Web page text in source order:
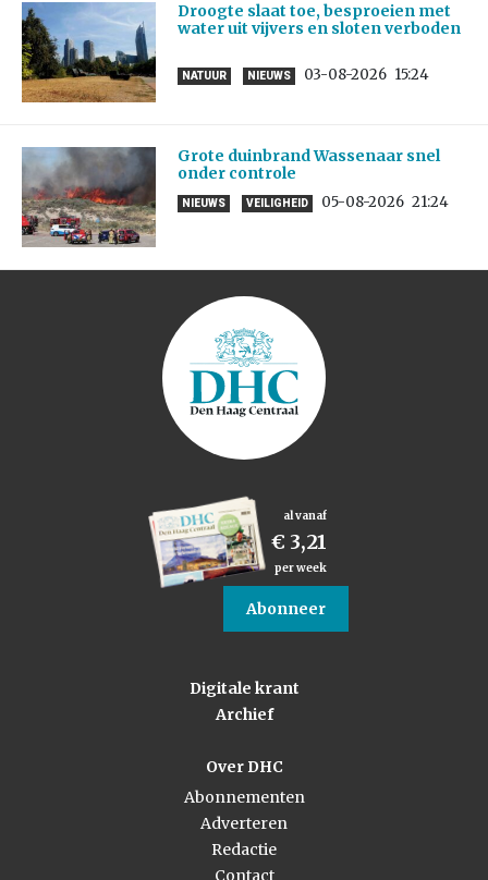
Droogte slaat toe, besproeien met
water uit vijvers en sloten verboden
NATUUR NIEUWS 03-08-2026 15:24
Grote duinbrand Wassenaar snel
onder controle
NIEUWS VEILIGHEID 05-08-2026 21:24
al vanaf
€ 3,21
per week
Abonneer
Digitale krant
Archief
Over DHC
Abonnementen
Adverteren
Redactie
Contact